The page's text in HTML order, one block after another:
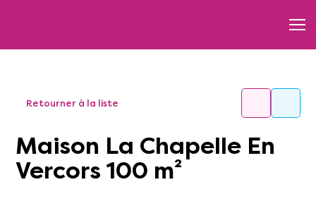
Retourner à la liste
Maison La Chapelle En
Vercors 100 m²